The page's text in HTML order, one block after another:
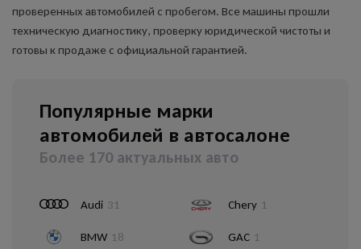
проверенных автомобилей с пробегом. Все машины прошли
техническую диагностику, проверку юридической чистоты и
готовы к продаже с официальной гарантией.
Популярные марки
автомобилей в автосалоне
Более 170 актуальных авто
Audi 31
BMW 18
Chery 1
GAC 1